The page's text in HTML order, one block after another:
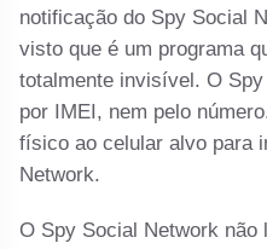
notificação do Spy Social
visto que é um programa
totalmente invisível. O
por IMEI, nem pelo
físico ao celular alvo para
Network.
O Spy Social Network não